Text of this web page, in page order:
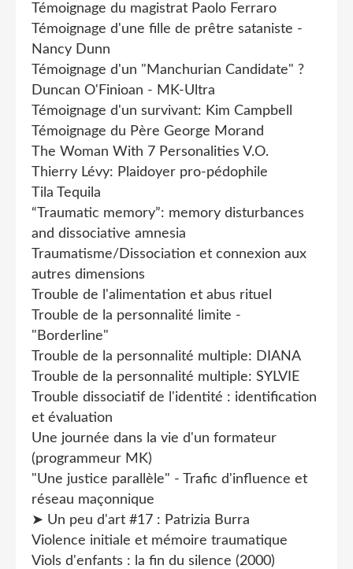
Témoignage du magistrat Paolo Ferraro
Témoignage d'une fille de prêtre sataniste -
Nancy Dunn
Témoignage d'un "Manchurian Candidate" ?
Duncan O'Finioan - MK-Ultra
Témoignage d'un survivant: Kim Campbell
Témoignage du Père George Morand
The Woman With 7 Personalities V.O.
Thierry Lévy: Plaidoyer pro-pédophile
Tila Tequila
“Traumatic memory”: memory disturbances
and dissociative amnesia
Traumatisme/Dissociation et connexion aux
autres dimensions
Trouble de l'alimentation et abus rituel
Trouble de la personnalité limite -
"Borderline"
Trouble de la personnalité multiple: DIANA
Trouble de la personnalité multiple: SYLVIE
Trouble dissociatif de l'identité : identification
et évaluation
Une journée dans la vie d'un formateur
(programmeur MK)
"Une justice parallèle" - Trafic d'influence et
réseau maçonnique
➤ Un peu d'art #17 : Patrizia Burra
Violence initiale et mémoire traumatique
Viols d'enfants : la fin du silence (2000)